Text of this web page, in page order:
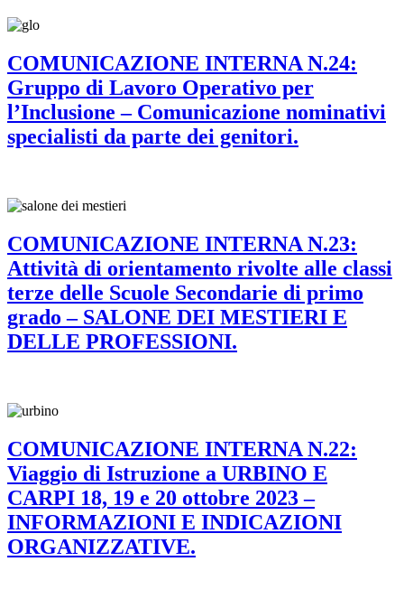
COMUNICAZIONE INTERNA N.24:
Gruppo di Lavoro Operativo per
l’Inclusione – Comunicazione nominativi
specialisti da parte dei genitori.
COMUNICAZIONE INTERNA N.23:
Attività di orientamento rivolte alle classi
terze delle Scuole Secondarie di primo
grado – SALONE DEI MESTIERI E
DELLE PROFESSIONI.
COMUNICAZIONE INTERNA N.22:
Viaggio di Istruzione a URBINO E
CARPI 18, 19 e 20 ottobre 2023 –
INFORMAZIONI E INDICAZIONI
ORGANIZZATIVE.